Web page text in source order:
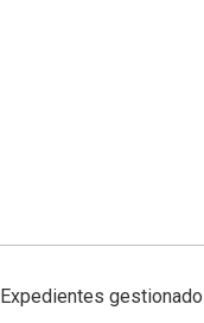
Expedientes